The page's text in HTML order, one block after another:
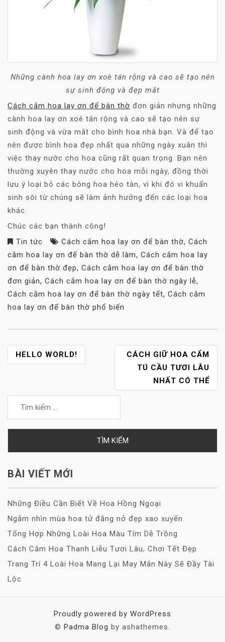
Những cành hoa lay ơn xoè tán rộng và cao sẽ tạo nên
sự sinh động và đẹp mắt
Cách cắm hoa lay ơn để bàn thờ đơn giản nhưng những
cành hoa lay ơn xoè tán rộng và cao sẽ tạo nên sự
sinh động và vừa mắt cho bình hoa nhà bạn. Và để tạo
nên được bình hoa đẹp nhất qua những ngày xuân thì
việc thay nước cho hoa cũng rất quan trọng. Bạn nên
thường xuyên thay nước cho hoa mỗi ngày, đồng thời
lưu ý loại bỏ các bông hoa héo tàn, vì khi đó vi khuẩn
sinh sôi từ chúng sẽ làm ảnh hưởng đến các loại hoa
khác.
Chúc các bạn thành công!
Tin tức
Cách cắm hoa lay ơn để bàn thờ, Cách
cắm hoa lay ơn để bàn thờ dễ làm, Cách cắm hoa lay
ơn để bàn thờ đẹp, Cách cắm hoa lay ơn để bàn thờ
đơn giản, Cách cắm hoa lay ơn để bàn thờ ngày lễ,
Cách cắm hoa lay ơn để bàn thờ ngày tết, Cách cắm
hoa lay ơn để bàn thờ phổ biến
ĐIỀU
HƯỚNG
HELLO WORLD!
CÁCH GIỮ HOA CẨM
TÚ CẦU TƯƠI LÂU
NHẤT CÓ THỂ
Tìm
kiếm
cho:
BÀI VIẾT MỚI
Những Điều Cần Biết Về Hoa Hồng Ngoại
Ngắm nhìn mùa hoa tử đằng nở đẹp xao xuyến
Tổng Hợp Những Loài Hoa Màu Tím Dễ Trồng
Cách Cắm Hoa Thanh Liễu Tươi Lâu, Chơi Tết Đẹp
Trang Trí 4 Loài Hoa Mang Lại May Mắn Này Sẽ Đầy Tài
Lộc
Proudly powered by WordPress
© Padma Blog by ashathemes.